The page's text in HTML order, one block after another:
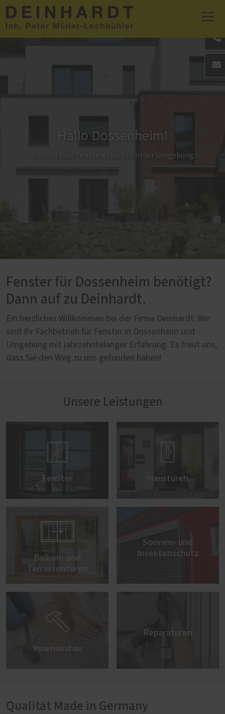
Hallo Dossenheim!
Wir sind Eure Fensterexperten in der Umgebung.
Fenster für Dossenheim benötigt?
Dann auf zu Deinhardt.
Ein herzliches Willkommen bei der Firma Deinhardt: Wir
sind Ihr Fachbetrieb für Fenster in Dossenheim und
Umgebung mit jahrzehntelanger Erfahrung. Es freut uns,
dass Sie den Weg zu uns gefunden haben!
Unsere Leistungen

Fenster

Haustüren

Balkon- und
Terrassentüren
Sonnen- und
Insektenschutz

Innenausbau
Reparaturen
Qualität Made in Germany